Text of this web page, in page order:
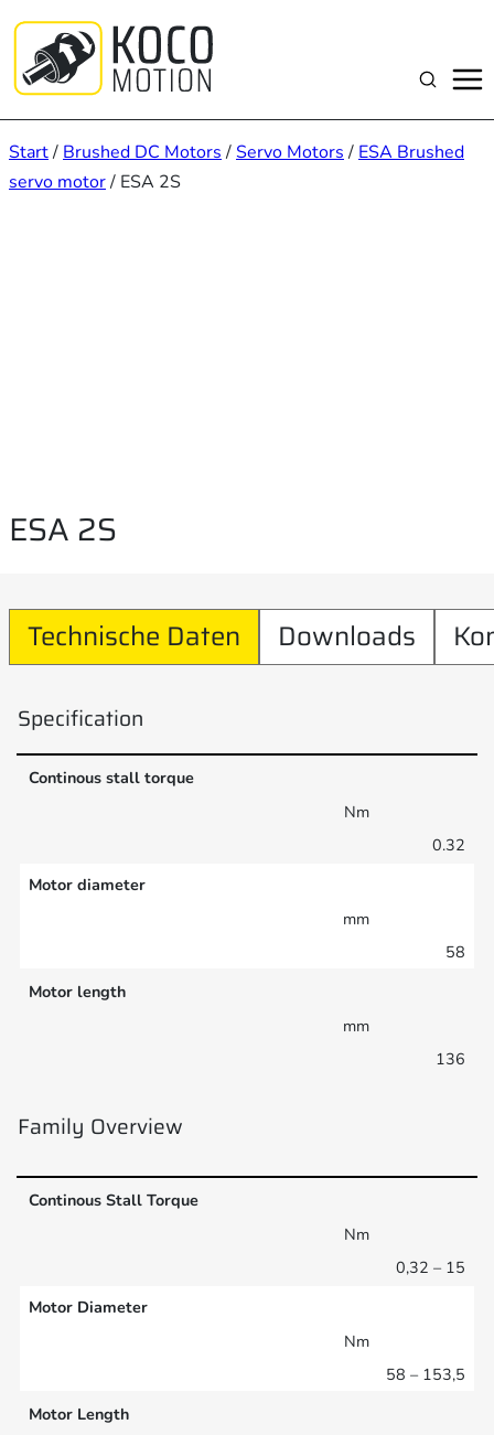
Inhalt
springen
Suchen
Start/ Brushed DC Motors /Servo Motors / ESA Brushed
servo motor/ ESA 2S
ESA 2S
Technische Daten Downloads
Specification
Continous stall torque
Nm
0.32
Motor diameter
mm
58
Motor length
mm
136
Family Overview
Continous Stall Torque
Nm
0,32 – 15
Motor Diameter
Nm
58 – 153,5
Motor Length